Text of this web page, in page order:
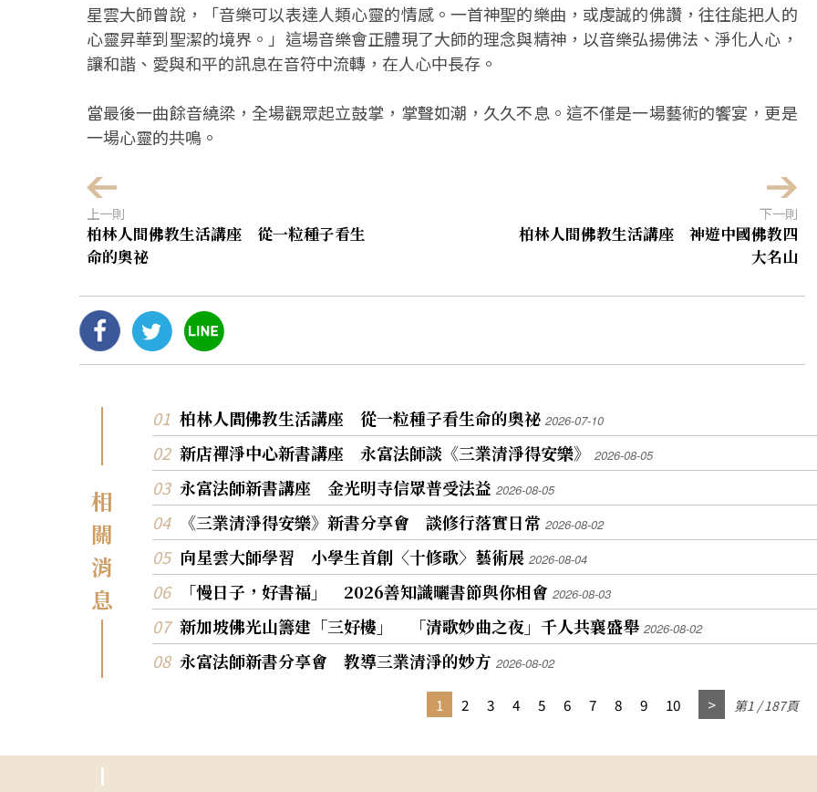
星雲大師曾說，「音樂可以表達人類心靈的情感。一首神聖的樂曲，或虔誠的佛讚，往往能把人的
心靈昇華到聖潔的境界。」這場音樂會正體現了大師的理念與精神，以音樂弘揚佛法、淨化人心，
讓和諧、愛與和平的訊息在音符中流轉，在人心中長存。
當最後一曲餘音繞梁，全場觀眾起立鼓掌，掌聲如潮，久久不息。這不僅是一場藝術的饗宴，更是
一場心靈的共鳴。
上一則
柏林人間佛教生活講座 從一粒種子看生
命的奧祕
下一則
柏林人間佛教生活講座 神遊中國佛教四
大名山
相
關
消
息
柏林人間佛教生活講座 從一粒種子看生命的奧祕 2026-07-10
新店禪淨中心新書講座 永富法師談《三業清淨得安樂》 2026-08-05
永富法師新書講座 金光明寺信眾普受法益 2026-08-05
《三業清淨得安樂》新書分享會 談修行落實日常 2026-08-02
向星雲大師學習 小學生首創〈十修歌〉藝術展 2026-08-04
「慢日子，好書福」 2026善知識曬書節與你相會 2026-08-03
新加坡佛光山籌建「三好樓」 「清歌妙曲之夜」千人共襄盛舉 2026-08-02
永富法師新書分享會 教導三業清淨的妙方 2026-08-02
1 2 3 4 5 6 7 8 9 10 第1 / 187頁